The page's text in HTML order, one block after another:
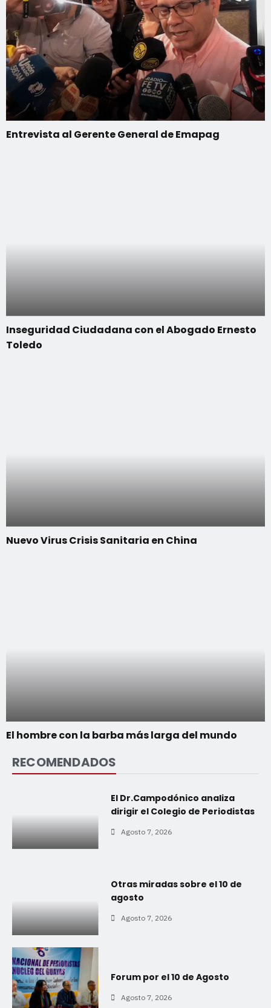
Entrevista al Gerente General de Emapag
Inseguridad Ciudadana con el Abogado Ernesto
Toledo
Nuevo Virus Crisis Sanitaria en China
El hombre con la barba más larga del mundo
RECOMENDADOS
El Dr.Campodónico analiza
dirigir el Colegio de Periodistas
Agosto 7, 2026
Otras miradas sobre el 10 de
agosto
Agosto 7, 2026
Forum por el 10 de Agosto
Agosto 7, 2026